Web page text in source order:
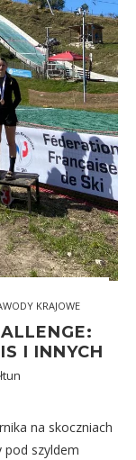
KRAJOWE
I INNYCH
na skoczniach
pod szyldem